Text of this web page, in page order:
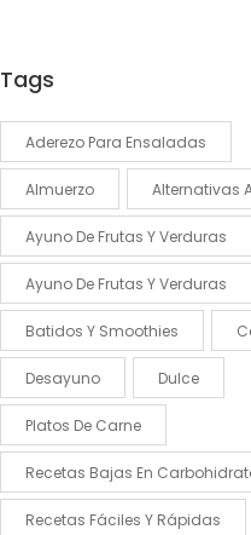
Tags
Aderezo Para Ensaladas
Almuerzo Alternativas
Ayuno De Frutas Y Verduras
Ayuno De Frutas Y Verduras
Batidos Y Smoothies
Desayuno Dulce
Platos De Carne
Recetas Bajas En
Recetas Fáciles Y Rápidas